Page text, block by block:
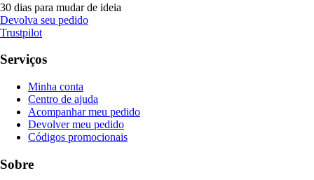
30 dias para mudar de ideia
Devolva seu pedido
Trustpilot
Serviços
Minha conta
Centro de ajuda
Acompanhar meu pedido
Devolver meu pedido
Códigos promocionais
Sobre